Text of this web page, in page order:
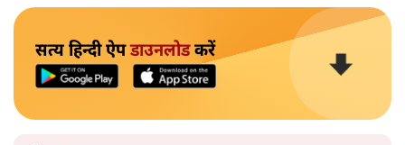
सत्य हिन्दी ऐपडाउनलोडकरें